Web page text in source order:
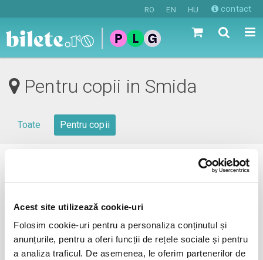
Acest site utilizează cookie-uri
Folosim cookie-uri pentru a personaliza conținutul și
anunțurile, pentru a oferi funcții de rețele sociale și pentru
a analiza traficul. De asemenea, le oferim partenerilor de
RO EN HU contact
Pentru copii in Smida
Toate Pentru copii
0 evenimente in viitorul apropiat
anunta-ma pe email cand apare urmatorul eveniment la
Smida